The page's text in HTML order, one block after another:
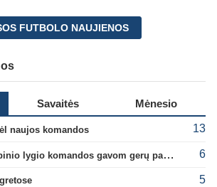
FUTBOLO NAUJIENOS
Savaitės Mėnesio
naujos komandos 13
A. Tapinas: „Iš europinio lygio komandos gavom gerų pamokų“ 6
5